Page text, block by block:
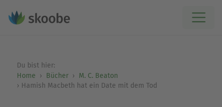
Du bist hier:
Home
Bücher
M. C. Beaton
Hamish Macbeth hat ein Date mit dem Tod